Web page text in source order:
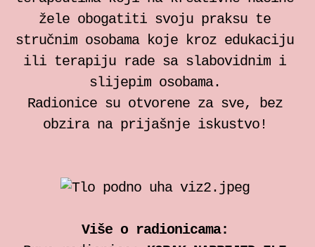
žele obogatiti svoju praksu te
stručnim osobama koje kroz edukaciju
ili terapiju rade sa slabovidnim i
slijepim osobama.
Radionice su otvorene za sve, bez
obzira na prijašnje iskustvo!
Više o radionicama: